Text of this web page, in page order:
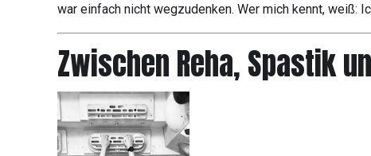
war einfach nicht wegzudenken. Wer mich kennt, weiß:
Zwischen Reha, Spastik